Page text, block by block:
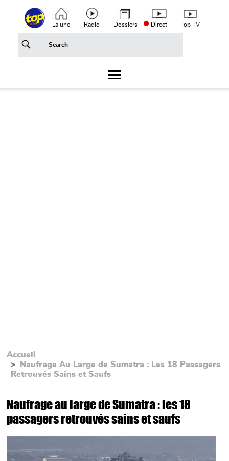
Aller au contenu principalTop header menu
La une Radio Dossiers Direct Top TV
Accueil
Naufrage Au Large de Sumatra : Les 18 Passagers
Retrouvés Sains et Saufs
Naufrage au large de Sumatra : les 18
passagers retrouvés sains et saufs